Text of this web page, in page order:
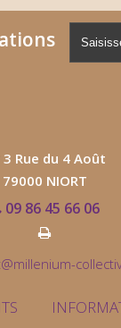
3 Rue du 4 Août
79000 NIORT
09 86 45 66 06